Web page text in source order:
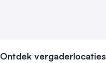
Ontdek vergaderlocaties